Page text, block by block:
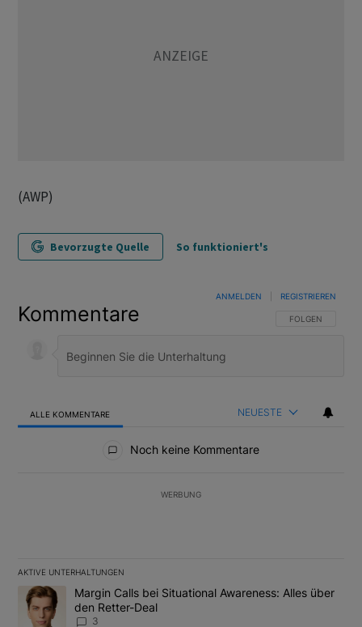
(AWP)
Bevorzugte Quelle So funktioniert's
Kommentare FOLGE DIESER
FOLGEN
ANMELDEN REGISTRIEREN
ALLE KOMMENTARE NEUESTE
Noch keine Kommentare
WERBUNG
AKTIVE UNTERHALTUNGEN
Das Folgende ist eine Liste der am meisten kommentierten
Ein Trendartikel mit dem Titel "Margin Calls bei Situational
Margin Calls bei Situational Awareness: Alles über
den Retter-Deal
3